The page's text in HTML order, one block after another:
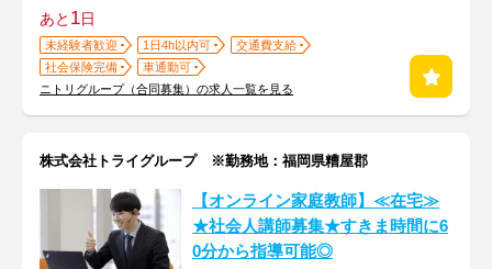
あと 1日
未経験者歓迎 1日4h以内可
交通費支給
社会保険完備
車通勤可
ニトリグループ（合同募集）の求人一覧を見る
株式会社トライグループ ※勤務地：福岡県糟屋郡
【オンライン家庭教師】≪在宅≫
★社会人講師募集★すきま時間に6
0分から指導可能◎